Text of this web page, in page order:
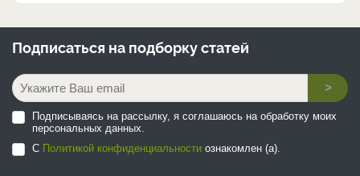
Подписаться на подборку статей
>
Подписываясь на рассылку, я соглашаюсь на обработку моих
персональных данных.
С Политикой конфиденциальности ознакомлен (а).